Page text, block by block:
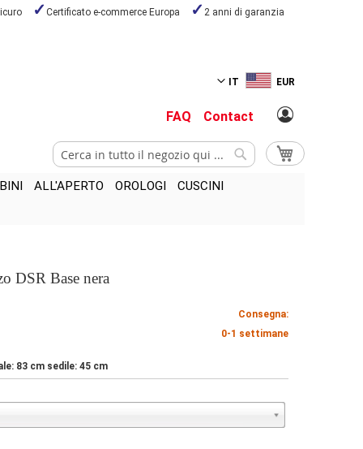
Certificato e-commerce Europa 2 anni di garanzia
IT EUR
FAQ Contact
Carrello
Cerca
ALL'APERTO OROLOGI
CUSCINI
DSR Base nera
Consegna:
0-1 settimane
83 cm sedile: 45 cm